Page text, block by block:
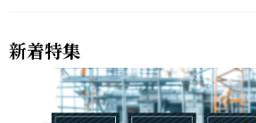
新着特集